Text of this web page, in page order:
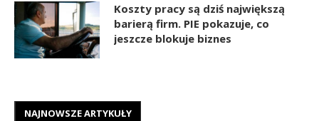
Koszty pracy są dziś największą
barierą firm. PIE pokazuje, co
jeszcze blokuje biznes
NAJNOWSZE ARTYKUŁY